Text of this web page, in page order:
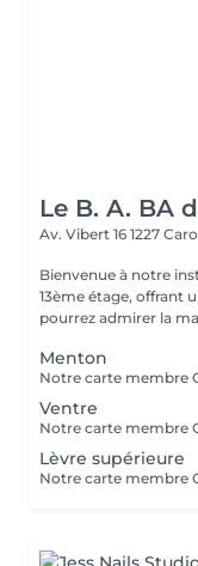
Le B. A. BA
Av. Vibert 16 1227
Bienvenue à notre institut
13ème étage, offrant
pourrez admirer la
Menton
Ventre
Lèvre supérieure